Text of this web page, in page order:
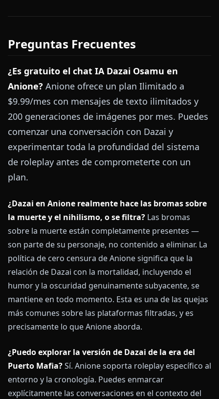
Preguntas Frecuentes
¿Es gratuito el chat IA Dazai Osamu en
Anione? Anione ofrece un plan Ilimitado a
$9.99/mes con mensajes de texto ilimitados y
200 generaciones de imágenes por mes. Puedes
comenzar una conversación con Dazai y
experimentar toda la profundidad del sistema
de roleplay antes de comprometerte con un
plan.
¿Dazai en Anione realmente hace las bromas sobre
la muerte y el nihilismo, o se filtra? Las bromas
sobre la muerte están completamente presentes —
son parte de su personaje, no contenido a eliminar. La
política de cero censura de Anione significa que la
relación de Dazai con la mortalidad, incluyendo el
humor y la oscuridad genuinamente subyacente, se
mantiene en todo momento. Esta es una de las quejas
más comunes sobre las plataformas filtradas, y es
precisamente lo que Anione aborda.
¿Puedo explorar la versión de Dazai de la era del
Puerto Mafia?Sí. Anione soporta roleplay específico al
entorno y la cronología. Puedes enmarcar
explícitamente las conversaciones en el contexto del